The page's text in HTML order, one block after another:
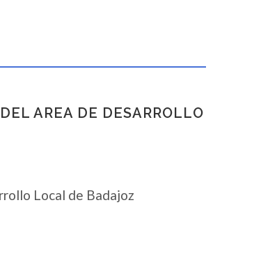
AREA DE DESARROLLO
Local de Badajoz